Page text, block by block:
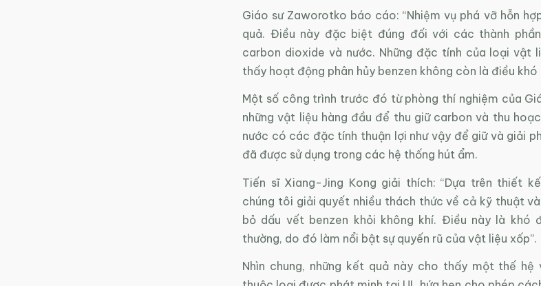
Giáo sư Zaworotko báo cáo: “Nhiệm vụ phá vỡ hỗn
quả. Điều này đặc biệt đúng đối với các thành
carbon dioxide và nước. Những đặc tính của loại vật
thấy hoạt động phân hủy benzen không còn là điều khó
Một số công trình trước đó từ phòng thí nghiệm của
những vật liệu hàng đầu để thu giữ carbon và thu
nước có các đặc tính thuận lợi như vậy để giữ và giải
đã được sử dụng trong các hệ thống hút ẩm.
Tiến sĩ Xiang-Jing Kong giải thích: “Dựa trên thiết
chúng tôi giải quyết nhiều thách thức về cả kỹ thuật
bỏ dấu vết benzen khỏi không khí. Điều này là khó
thường, do đó làm nổi bật sự quyến rũ của vật liệu xốp”.
Nhìn chung, những kết quả này cho thấy một thế